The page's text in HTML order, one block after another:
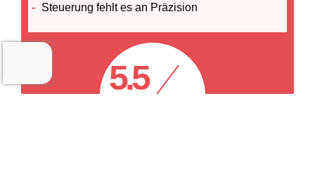
Steuerung fehlt es an Präzision
5.5